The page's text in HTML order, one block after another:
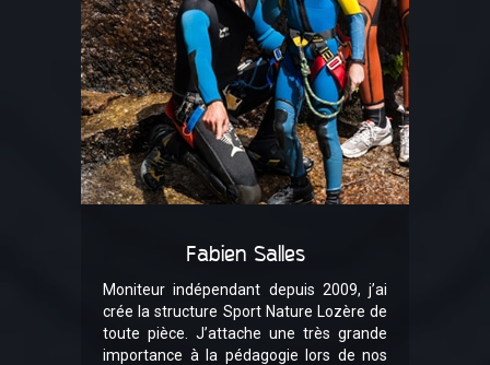
Fabien Salles
Moniteur indépendant depuis 2009, j’ai
crée la structure Sport Nature Lozère de
toute pièce. J’attache une très grande
importance à la pédagogie lors de nos